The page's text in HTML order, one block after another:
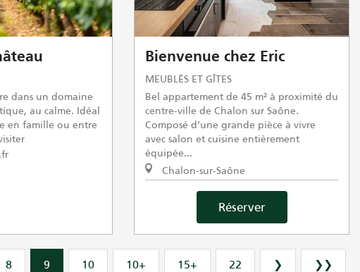
dans un domaine
au calme. Idéal
en famille ou entre
Bienvenue chez Eric
MEUBLÉS ET GÎTES
Bel appartement de 45 m² à proximité du
centre-ville de Chalon sur Saône.
Composé d’une grande pièce à vivre
avec salon et cuisine entièrement
équipée...
Chalon-sur-Saône
Réserver
8 9 10 10+ 15+ 22 ❯ ❯❯